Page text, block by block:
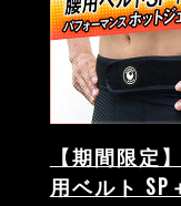
【期間限定
用ベルト SP